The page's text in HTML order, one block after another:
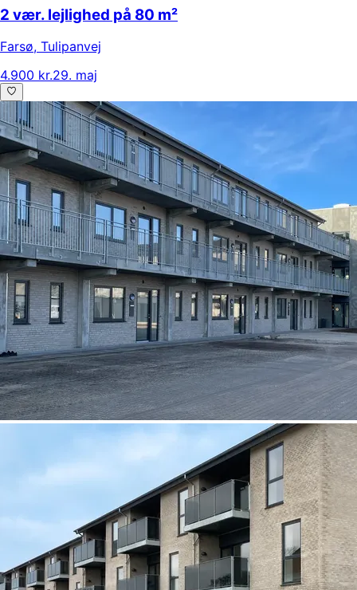
2 vær. lejlighed på 80 m²
Farsø, Tulipanvej
4.900 kr.29. maj